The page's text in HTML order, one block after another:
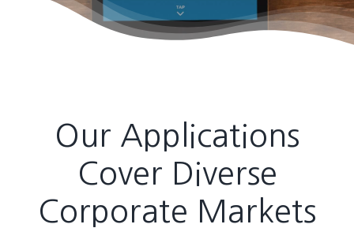
Our Applications
Cover Diverse
Corporate Markets